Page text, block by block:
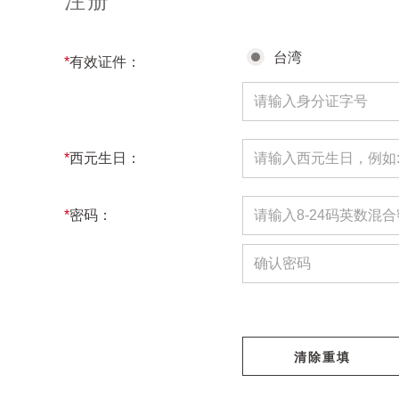
*有效证件： 台湾
*西元生日：
*密码：